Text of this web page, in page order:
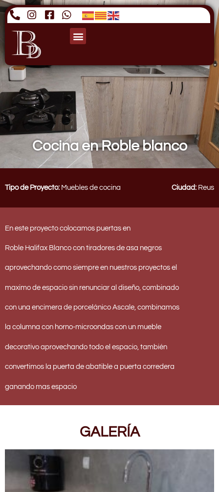
Cocina en Roble blanco
Tipo de Proyecto: Muebles de cocina Ciudad: Reus
En este proyecto colocamos puertas en
Roble Halifax Blanco con tiradores de asa negros
aprovechando como siempre en nuestros proyectos el
maximo de espacio sin renunciar al diseño, combinado
con una encimera de porcelánico Ascale, combinamos
la columna con horno-microondas con un mueble
decorativo aprovechando todo el espacio, también
convertimos la puerta de abatible a puerta corredera
ganando mas espacio
GALERÍA